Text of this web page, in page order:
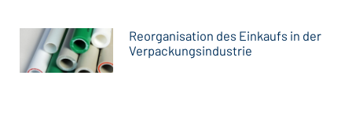
Reorganisation des Einkaufs in der
Verpackungsindustrie